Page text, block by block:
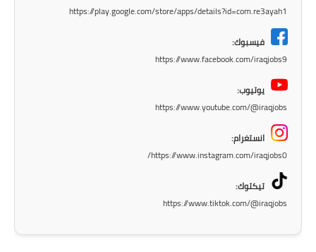
المرحلة الابتدائية
https://play.google.com/store/apps/details?id=com.re3ayah1
فيسبوك:
https://www.facebook.com/iraqjobs9
يوتيوب:
https://www.youtube.com/@iraqjobs
انستغرام:
https://www.instagram.com/iraqjobs0/
تيكتوك:
https://www.tiktok.com/@iraqjobs